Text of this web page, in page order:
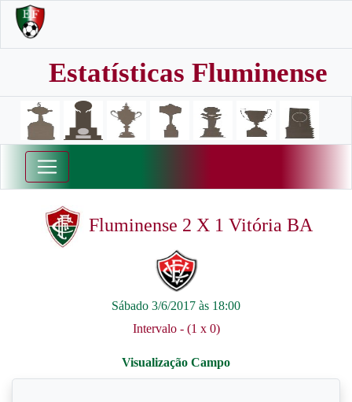
Estatísticas Fluminense
Fluminense 2 X 1 Vitória BA
Sábado 3/6/2017 às 18:00
Intervalo - (1 x 0)